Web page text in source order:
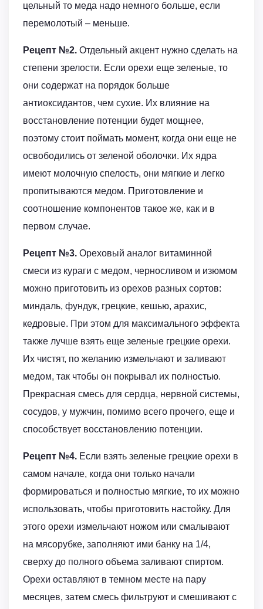
цельный то меда надо немного больше, если
перемолотый – меньше.
Рецепт №2. Отдельный акцент нужно сделать на
степени зрелости. Если орехи еще зеленые, то
они содержат на порядок больше
антиоксидантов, чем сухие. Их влияние на
восстановление потенции будет мощнее,
поэтому стоит поймать момент, когда они еще не
освободились от зеленой оболочки. Их ядра
имеют молочную спелость, они мягкие и легко
пропитываются медом. Приготовление и
соотношение компонентов такое же, как и в
первом случае.
Рецепт №3. Ореховый аналог витаминной
смеси из кураги с медом, черносливом и изюмом
можно приготовить из орехов разных сортов:
миндаль, фундук, грецкие, кешью, арахис,
кедровые. При этом для максимального эффекта
также лучше взять еще зеленые грецкие орехи.
Их чистят, по желанию измельчают и заливают
медом, так чтобы он покрывал их полностью.
Прекрасная смесь для сердца, нервной системы,
сосудов, у мужчин, помимо всего прочего, еще и
способствует восстановлению потенции.
Рецепт №4. Если взять зеленые грецкие орехи в
самом начале, когда они только начали
формироваться и полностью мягкие, то их можно
использовать, чтобы приготовить настойку. Для
этого орехи измельчают ножом или смалывают
на мясорубке, заполняют ими банку на 1/4,
сверху до полного объема заливают спиртом.
Орехи оставляют в темном месте на пару
месяцев, затем смесь фильтруют и смешивают с